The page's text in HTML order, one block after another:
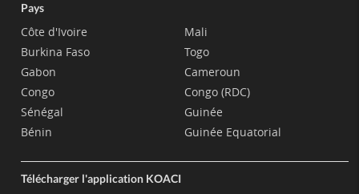
Pays
Côte d'Ivoire
Burkina Faso
Gabon
Congo
Sénégal
Bénin
Mali
Togo
Cameroun
Congo (RDC)
Guinée
Guinée Equatorial
Télécharger l'application KOACI